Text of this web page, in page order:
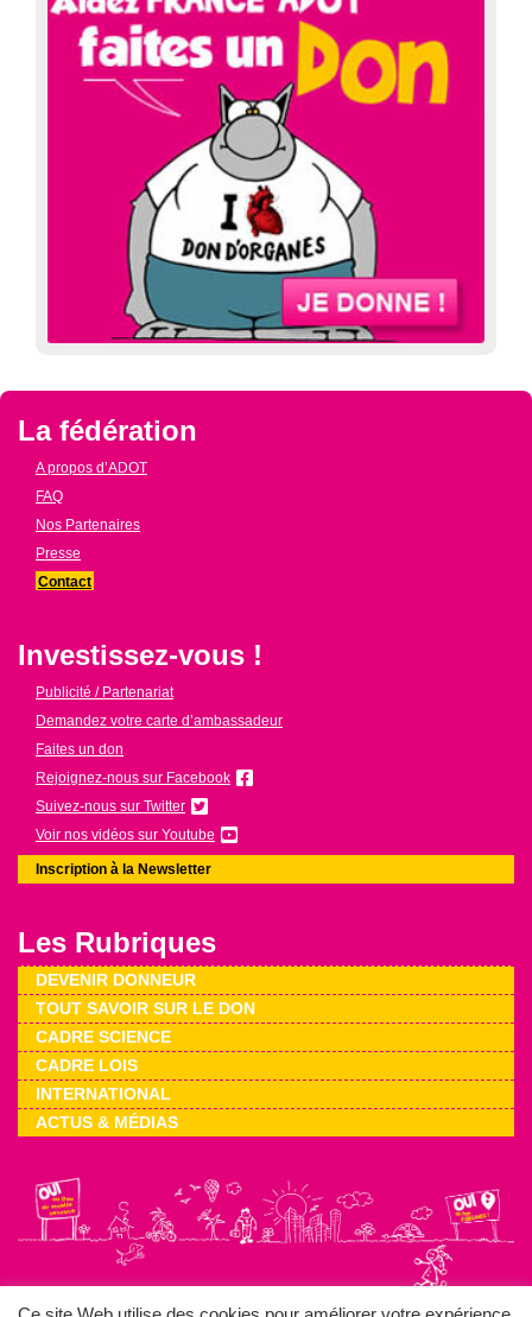
La fédération
A propos d’ADOT
FAQ
Nos Partenaires
Presse
Contact
Investissez-vous !
Publicité / Partenariat
Demandez votre carte d’ambassadeur
Faites un don
Rejoignez-nous sur Facebook
Suivez-nous sur Twitter
Voir nos vidéos sur Youtube
Inscription à la Newsletter
Les Rubriques
DEVENIR DONNEUR
TOUT SAVOIR SUR LE DON
CADRE SCIENCE
CADRE LOIS
INTERNATIONAL
ACTUS & MÉDIAS